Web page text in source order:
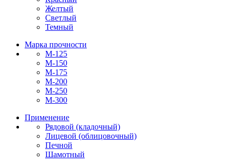
Желтый
Светлый
Темный
Марка прочности
М-125
М-150
М-175
М-200
М-250
М-300
Применение
Рядовой (кладочный)
Лицевой (облицовочный)
Печной
Шамотный